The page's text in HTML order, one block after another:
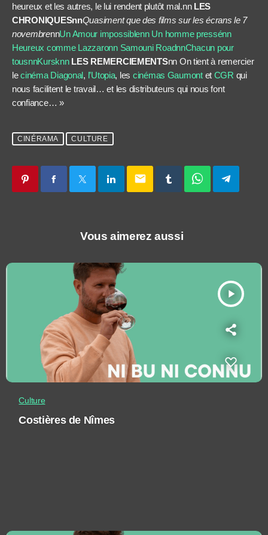
heureux et les autres, le lui rendent plutôt mal.nn LES
CHRONIQUESnnQuasiment que des films sur les écrans le 7
novembrennUn Amour impossiblenn Un homme pressénn
Heureux comme Lazzaronn Samouni RoadnnChacun pour
tousnnKursknnLES REMERCIEMENTSnn On tient à remercier
lecinéma Diagonal, l’Utopia, les cinémas Gaumont et CGR qui
nous facilitent le travail… et les distributeurs qui nous font
confiance… »
CINÉRAMA CULTURE
email
Vous aimerez aussi
play_arrow
Culture
Costières de Nîmes